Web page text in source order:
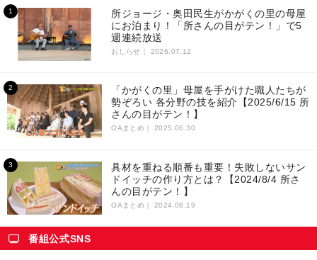
所ジョージ・奥田民生がかがくの里の母屋
にお泊まり！「所さんの目がテン！」で5
週連続放送
おしらせ｜ 2026.07.12
「かがくの里」母屋を手がけた職人たちが
勢ぞろい 各分野の技を紹介【2025/6/15 所
さんの目がテン！】
OAまとめ｜ 2025.06.30
具材を重ねる順番も重要！失敗しないサン
ドイッチの作り方とは？【2024/8/4 所さ
んの目がテン！】
OAまとめ｜ 2024.08.19
番組公式SNS